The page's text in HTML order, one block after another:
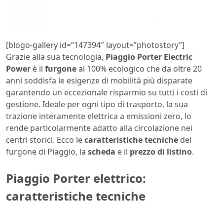
[blogo-gallery id=”147394″ layout=”photostory”]
Grazie alla sua tecnologia, Piaggio Porter Electric
Power è il furgoneal 100% ecologico che da oltre 20
anni soddisfa le esigenze di mobilità più disparate
garantendo un eccezionale risparmio su tutti i costi di
gestione. Ideale per ogni tipo di trasporto, la sua
trazione interamente elettrica a emissioni zero, lo
rende particolarmente adatto alla circolazione nei
centri storici. Ecco lecaratteristiche tecniche del
furgone di Piaggio, la scheda e il prezzo di listino.
Piaggio Porter elettrico:
caratteristiche tecniche